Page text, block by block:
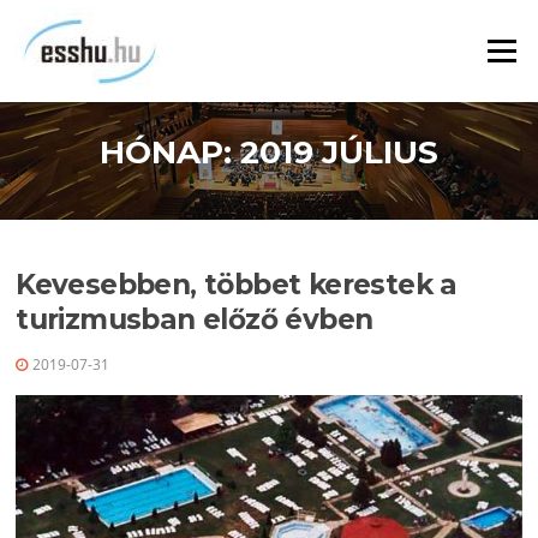
tartalomra
Menü
HÓNAP:2019 JÚLIUS
Kevesebben, többet kerestek a
turizmusban előző évben
2019-07-31